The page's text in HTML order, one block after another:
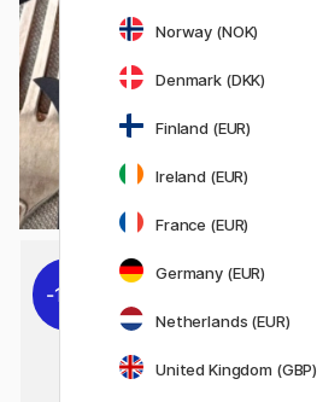
11%
Norway (NOK)
Denmark (DKK)
Finland (EUR)
Ireland (EUR)
France (EUR)
Germany (EUR)
Netherlands (EUR)
United Kingdom (GBP)